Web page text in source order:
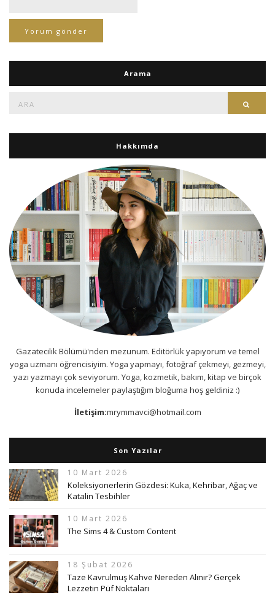
Arama
Hakkımda
Gazatecilik Bölümü'nden mezunum. Editörlük yapıyorum ve temel
yoga uzmanı öğrencisiyim. Yoga yapmayı, fotoğraf çekmeyi, gezmeyi,
yazı yazmayı çok seviyorum. Yoga, kozmetik, bakım, kitap ve birçok
konuda incelemeler paylaştığım bloğuma hoş geldiniz :)
İletişim:mrymmavci@hotmail.com
Son Yazılar
10 Mart 2026
Koleksiyonerlerin Gözdesi: Kuka, Kehribar, Ağaç ve
Katalin Tesbihler
10 Mart 2026
The Sims 4 & Custom Content
18 Şubat 2026
Taze Kavrulmuş Kahve Nereden Alınır? Gerçek
Lezzetin Püf Noktaları